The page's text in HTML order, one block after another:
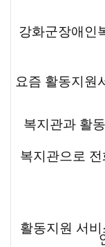
강화군장애인
요즘 활동지원
복지관과 활
복지관으로
활동지원 서